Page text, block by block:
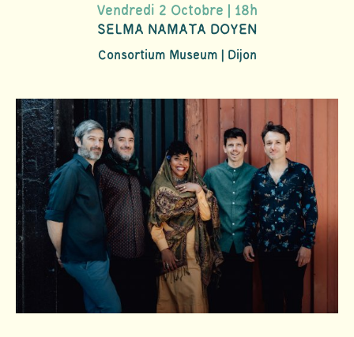
Vendredi 2 Octobre | 18h
SELMA NAMATA DOYEN
Consortium Museum | Dijon